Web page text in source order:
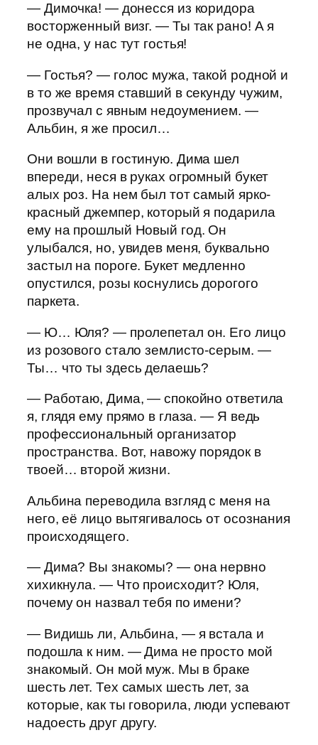
— Димочка! — донесся из коридора
восторженный визг. — Ты так рано! А я
не одна, у нас тут гостья!
— Гостья? — голос мужа, такой родной и
в то же время ставший в секунду чужим,
прозвучал с явным недоумением. —
Альбин, я же просил…
Они вошли в гостиную. Дима шел
впереди, неся в руках огромный букет
алых роз. На нем был тот самый ярко-
красный джемпер, который я подарила
ему на прошлый Новый год. Он
улыбался, но, увидев меня, буквально
застыл на пороге. Букет медленно
опустился, розы коснулись дорогого
паркета.
— Ю… Юля? — пролепетал он. Его лицо
из розового стало землисто-серым. —
Ты… что ты здесь делаешь?
— Работаю, Дима, — спокойно ответила
я, глядя ему прямо в глаза. — Я ведь
профессиональный организатор
пространства. Вот, навожу порядок в
твоей… второй жизни.
Альбина переводила взгляд с меня на
него, её лицо вытягивалось от осознания
происходящего.
— Дима? Вы знакомы? — она нервно
хихикнула. — Что происходит? Юля,
почему он назвал тебя по имени?
— Видишь ли, Альбина, — я встала и
подошла к ним. — Дима не просто мой
знакомый. Он мой муж. Мы в браке
шесть лет. Тех самых шесть лет, за
которые, как ты говорила, люди успевают
надоесть друг другу.